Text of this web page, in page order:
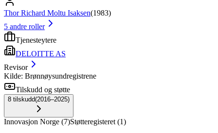
Thor Richard Moltu Isaksen(1983)
5 andre roller
Tjenesteytere
DELOITTE AS
Revisor
Kilde: Brønnøysundregistrene
Tilskudd og støtte
8 tilskudd(2016–2025)
Innovasjon Norge (7)Støtteregisteret (1)